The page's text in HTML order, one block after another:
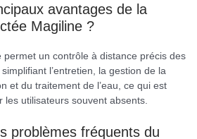
avantages de la
Magiline ?
permet un contrôle à distance précis des
l’entretien, la gestion de la
et du traitement de l’eau, ce qui est
utilisateurs souvent absents.
problèmes fréquents du